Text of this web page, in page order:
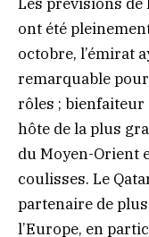
ont été
octobre, l’émirat
remarquable
rôles ; bienfaiteur
hôte de la plus
du Moyen-Orient
coulisses. Le
partenaire de
l’Europe, en